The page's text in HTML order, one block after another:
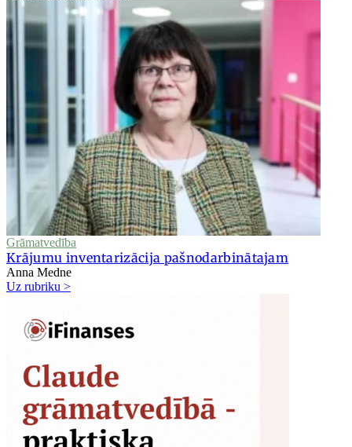
Grāmatvedība
Krājumu inventarizācija pašnodarbinātajam
Anna Medne
Uz rubriku >